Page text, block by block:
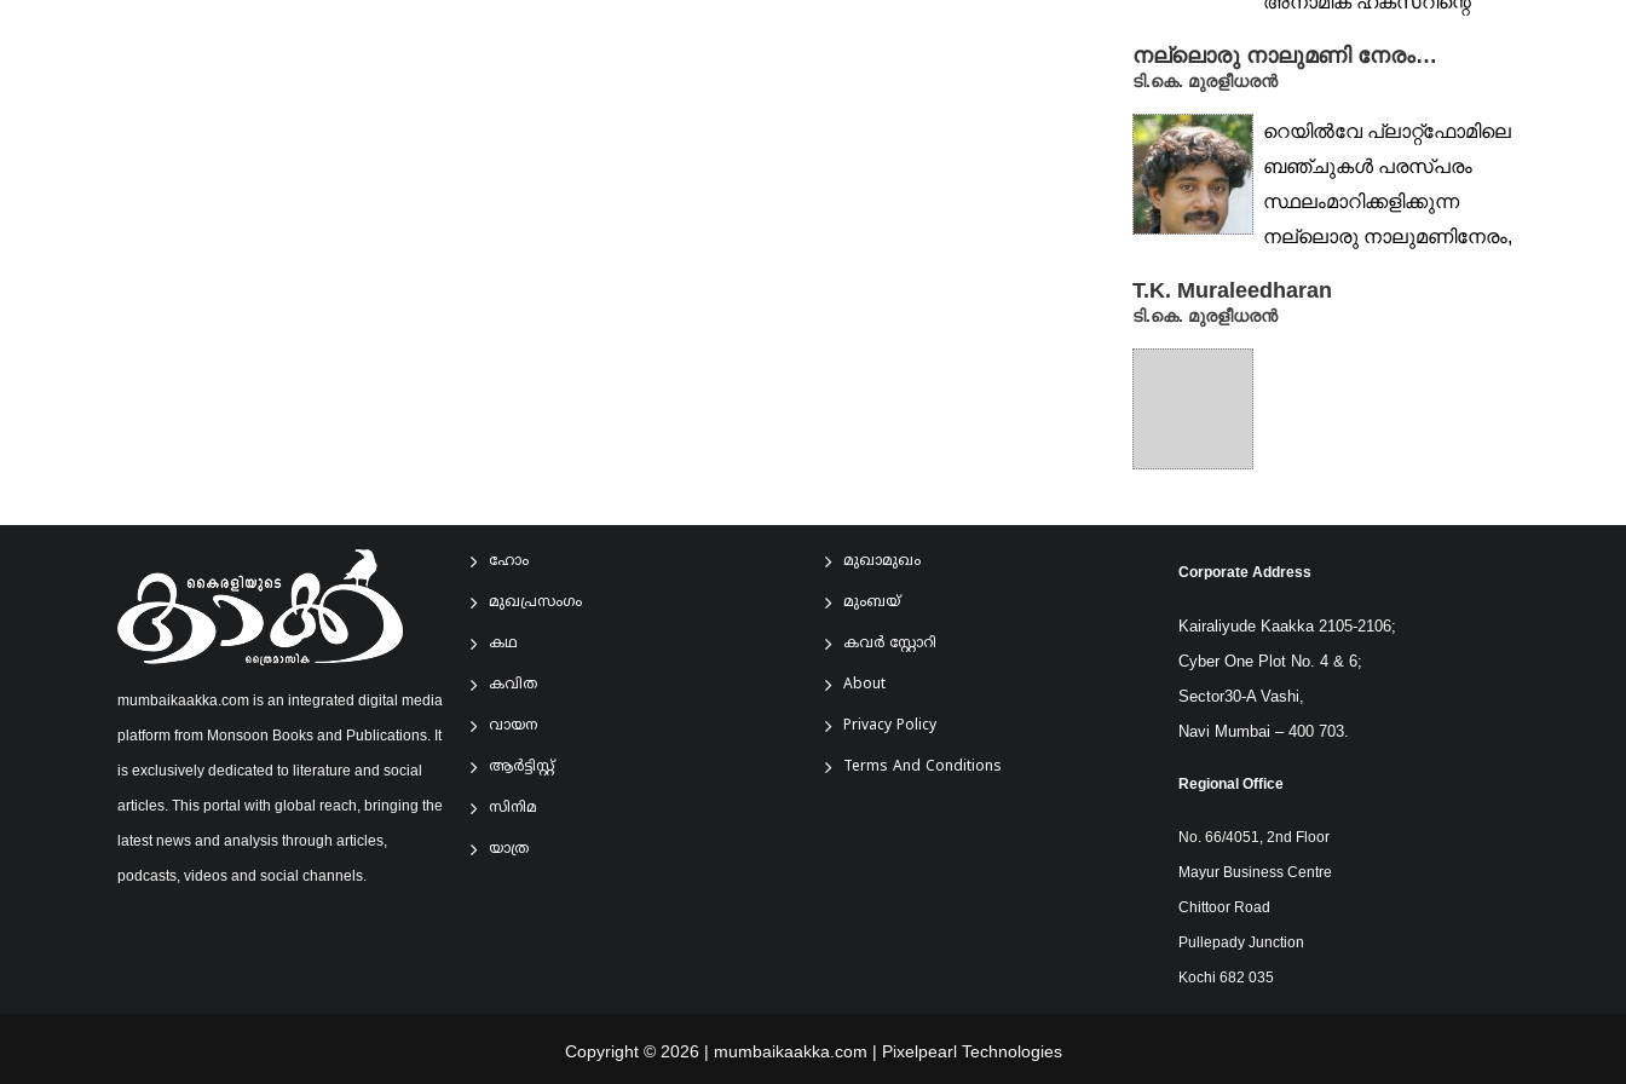
നല്ലൊരു നാലുമണി നേരം…
ടി.കെ. മുരളീധരൻ
റെയിൽവേ പ്ലാറ്റ്‌ഫോമിലെ
ബഞ്ചുകൾ പരസ്പരം
സ്ഥലംമാറിക്കളിക്കുന്ന
നല്ലൊരു നാലുമണിനേരം,
പരിധിക്കുള്ളിൽ
T.K. Muraleedharan
ടി.കെ. മുരളീധരൻ
mumbaikaakka.com is an integrated digital media
platform from Monsoon Books and Publications. It
is exclusively dedicated to literature and social
articles. This portal with global reach, bringing the
latest news and analysis through articles,
podcasts, videos and social channels.
ഹോം
മുഖപ്രസംഗം
കഥ
കവിത
വായന
ആര്‍ട്ടിസ്റ്റ്
സിനിമ
യാത്ര
മുഖാമുഖം
മുംബയ്
കവർ സ്റ്റോറി
About
Privacy Policy
Terms And Conditions
Corporate Address
Kairaliyude Kaakka 2105-2106;
Cyber One Plot No. 4 & 6;
Sector30-A Vashi,
Navi Mumbai – 400 703.
Regional Office
No. 66/4051, 2nd Floor
Mayur Business Centre
Chittoor Road
Pullepady Junction
Kochi 682 035
Copyright © 2026 | mumbaikaakka.com | Pixelpearl Technologies